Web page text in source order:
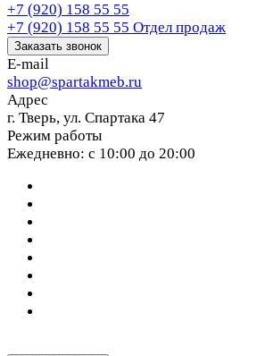
+7 (920) 158 55 55
+7 (920) 158 55 55 Отдел продаж
Заказать звонок
E-mail
shop@spartakmeb.ru
Адрес
г. Тверь, ул. Спартака 47
Режим работы
Ежедневно: с 10:00 до 20:00